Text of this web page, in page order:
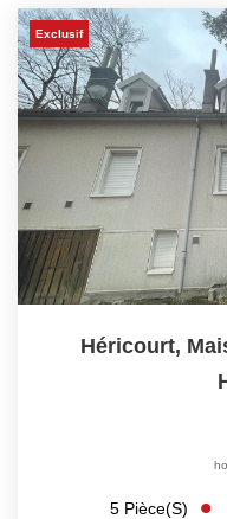
Exclusif
Héricourt,
5 Pièce(s)